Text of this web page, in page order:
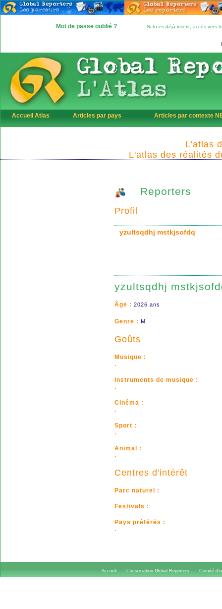
Mot de passe oublié ? Si tu es déjà inscrit, accès vers
Accueil Atlas Articles par pays Articles par contexte
L'atlas
L'atlas des réalités
Reporters
Profil
yzultsqdhj mstkjsofdq
yzultsqdhj
Âge : 2026 ans
Genre : M
Goûts
Musique :
.
Instruments de musique :
.
Cinéma :
.
Sport :
.
Animal :
.
Centres d'intérêt
Parc naturel :
Festivals :
Pays préférés :
.
Accueil L'association Global Reporters Comité